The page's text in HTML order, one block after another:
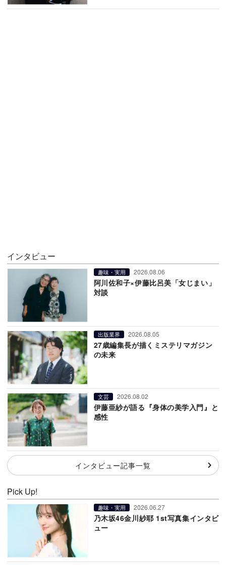
インタビュー
趣味・実用 2026.08.06
阿川佐和子×伊藤比呂美「女じまい」
対談
出版業界 2026.08.05
27歳編集長が描くミステリマガジン
の未来
文芸 2026.08.02
伊藤亜紗が語る『身体の美学入門』と
感性
インタビュー記事一覧
Pick Up!
趣味・実用 2026.06.27
乃木坂46金川紗耶 1st写真集インタビ
ュー